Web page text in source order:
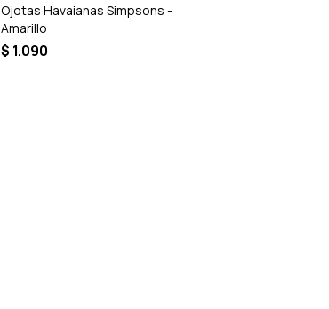
Ojotas Havaianas Simpsons -
Amarillo
$ 1.090